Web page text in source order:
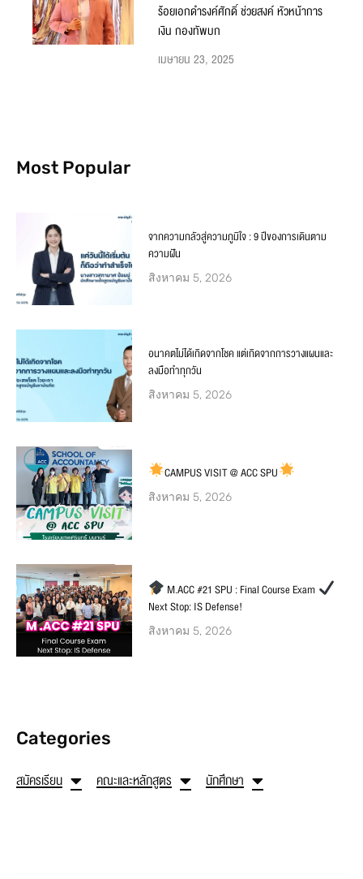
ร้อยเอกดำรงค์ศักดิ์ ช่วยสงค์ หัวหน้าการ
เงิน กองทัพบก
เมษายน 23, 2025
Most Popular
จากความกลัวสู่ความภูมิใจ : 9 ปีของการเดินตาม
ความฝัน
สิงหาคม 5, 2026
อนาคตไม่ได้เกิดจากโชค แต่เกิดจากการวางแผนและ
ลงมือทำทุกวัน
สิงหาคม 5, 2026
CAMPUS VISIT @ ACC SPU
สิงหาคม 5, 2026
M.ACC #21 SPU : Final Course Exam
Next Stop: IS Defense!
สิงหาคม 5, 2026
Categories
สมัครเรียน คณะและหลักสูตร นักศึกษา